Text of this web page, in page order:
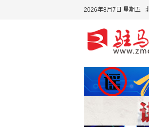
2026年8月7日 星期五